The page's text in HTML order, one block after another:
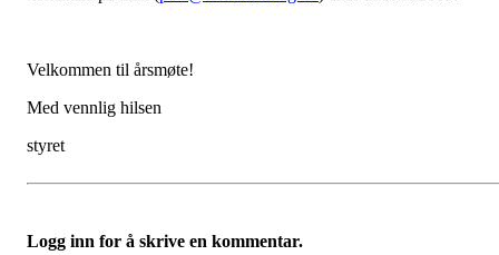
Velkommen til årsmøte!
Med vennlig hilsen
styret
Logg inn for å skrive en kommentar.